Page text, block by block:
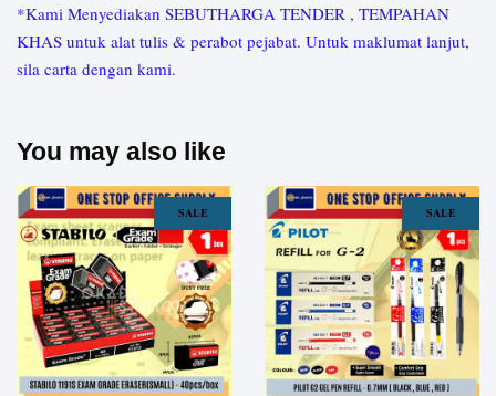
*Kami Menyediakan SEBUTHARGA TENDER , TEMPAHAN
KHAS untuk alat tulis & perabot pejabat. Untuk maklumat lanjut,
sila carta dengan kami.
You may also like
SALE SALE